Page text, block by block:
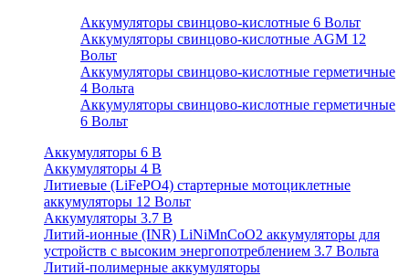
Аккумуляторы свинцово-кислотные 6 Вольт
Аккумуляторы свинцово-кислотные AGM 12
Вольт
Аккумуляторы свинцово-кислотные герметичные
4 Вольта
Аккумуляторы свинцово-кислотные герметичные
6 Вольт
Аккумуляторы 6 В
Аккумуляторы 4 В
Литиевые (LiFePO4) стартерные мотоциклетные
аккумуляторы 12 Вольт
Аккумуляторы 3.7 В
Литий-ионные (INR) LiNiMnCoO2 аккумуляторы для
устройств с высоким энергопотреблением 3.7 Вольта
Литий-полимерные аккумуляторы